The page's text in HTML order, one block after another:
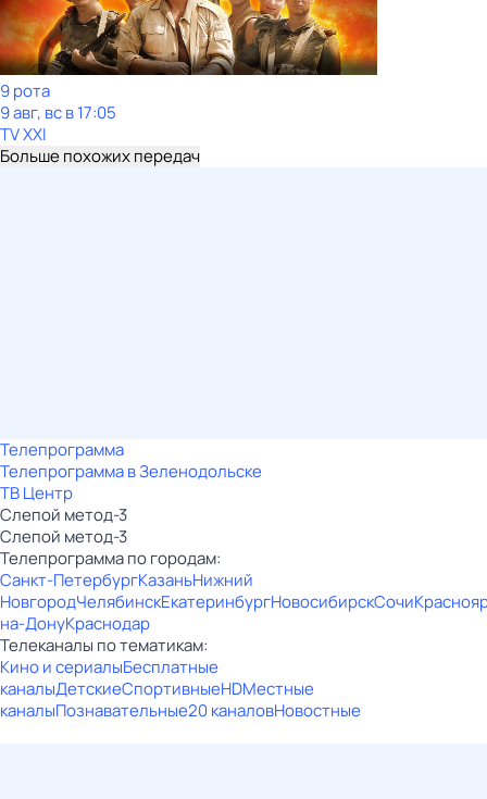
9 рота
9 авг, вс в 17:05
TV XXI
Больше похожих передач
Телепрограмма
Телепрограмма в Зеленодольске
ТВ Центр
Слепой метод-3
Слепой метод-3
Телепрограмма по городам:
Санкт-ПетербургКазаньНижний
НовгородЧелябинскЕкатеринбургНовосибирскСочи
на-ДонуКраснодар
Телеканалы по тематикам:
Кино и сериалыБесплатные
каналыДетскиеСпортивныеHDМестные
каналыПознавательные20 каналовНовостные